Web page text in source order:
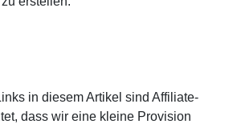
in diesem Artikel sind Affiliate-
dass wir eine kleine Provision